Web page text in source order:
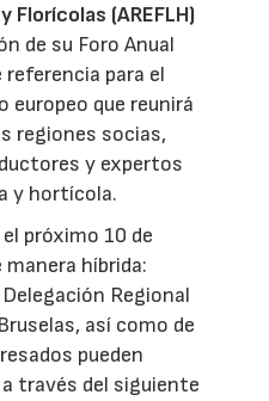
(AREFLH)
de su Foro Anual
para el
que reunirá
regiones socias,
y expertos
y hortícola.
próximo 10 de
híbrida:
Regional
así como de
pueden
a través del siguiente